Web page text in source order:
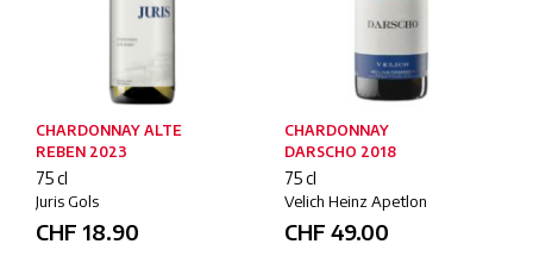
CHARDONNAY ALTE
REBEN 2023
75 cl
Juris Gols
CHF 18.90
CHARDONNAY
DARSCHO 2018
75 cl
Velich Heinz Apetlon
CHF 49.00